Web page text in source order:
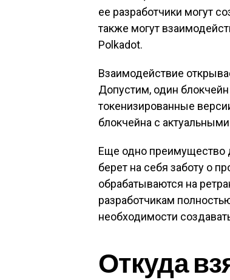
ее разработчики могут
также могут
Polkadot.
Взаимодействие
Допустим, один
токенизированные
блокчейна с
Еще одно преимущество
берет на себя заботу о
обрабатываются на
разработчикам
необходимости
Откуда